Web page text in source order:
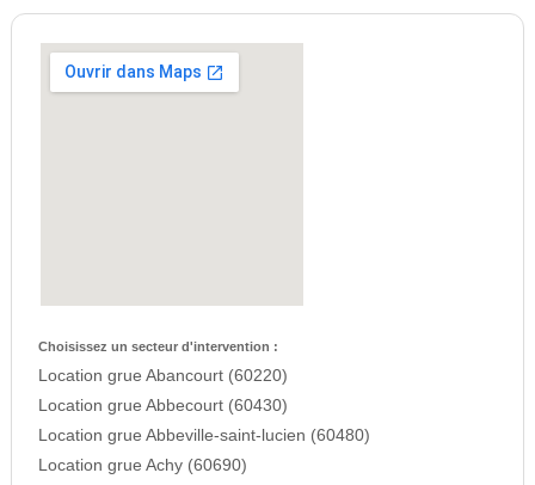
Choisissez un secteur d'intervention :
Location grue Abancourt (60220)
Location grue Abbecourt (60430)
Location grue Abbeville-saint-lucien (60480)
Location grue Achy (60690)